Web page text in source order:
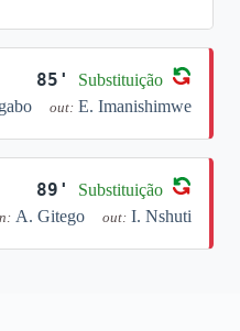
85' Substituição
out: E. Imanishimwe
89' Substituição
A. Gitego out: I. Nshuti